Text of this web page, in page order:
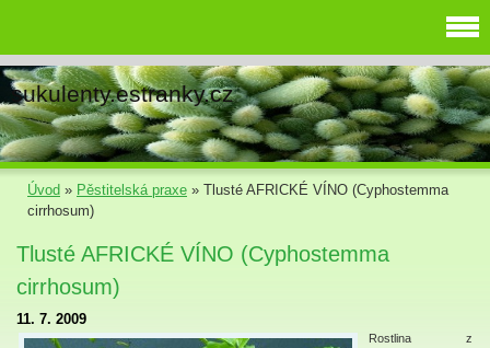
sukulenty.estranky.cz
Úvod » Pěstitelská praxe » Tlusté AFRICKÉ VÍNO (Cyphostemma
cirrhosum)
Tlusté AFRICKÉ VÍNO (Cyphostemma
cirrhosum)
11. 7. 2009
Rostlina z